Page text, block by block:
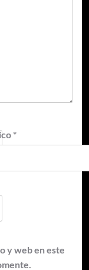
*
y web en este